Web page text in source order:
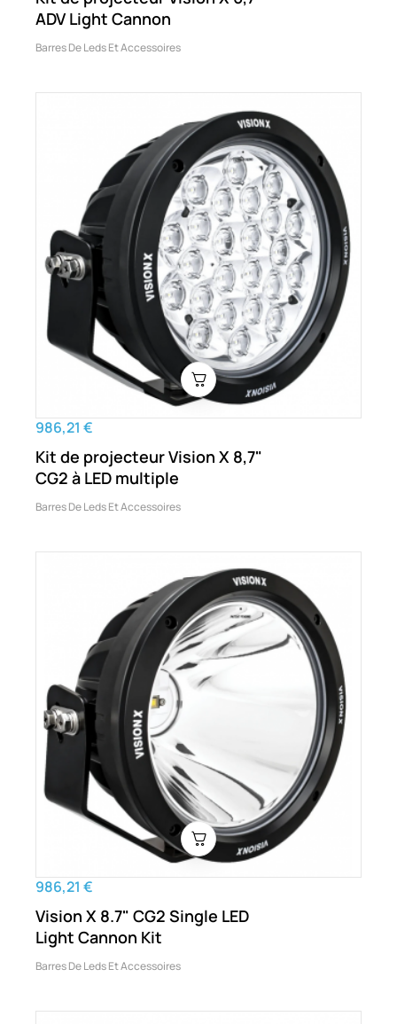
ADV Light Cannon
Barres De Leds Et Accessoires
986,21 €
Kit de projecteur Vision X 8,7"
CG2 à LED multiple
Barres De Leds Et Accessoires
986,21 €
Vision X 8.7" CG2 Single LED
Light Cannon Kit
Barres De Leds Et Accessoires